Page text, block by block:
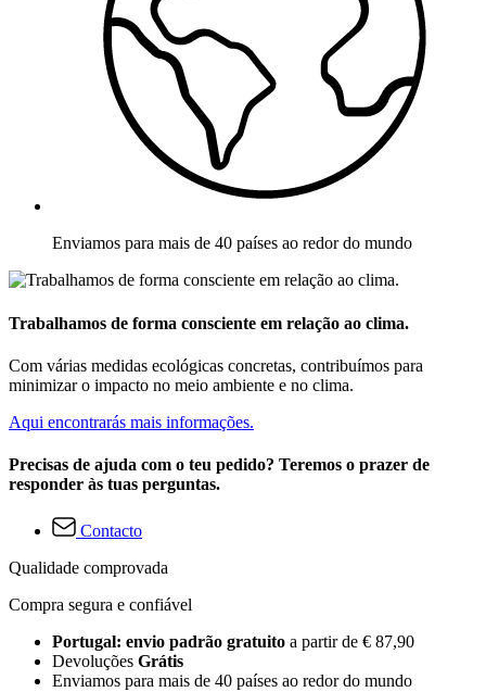
Enviamos para mais de 40 países ao redor do mundo
Trabalhamos de forma consciente em relação ao clima.
Com várias medidas ecológicas concretas, contribuímos para
minimizar o impacto no meio ambiente e no clima.
Aqui encontrarás mais informações.
Precisas de ajuda com o teu pedido? Teremos o prazer de
responder às tuas perguntas.
Contacto
Qualidade comprovada
Compra segura e confiável
Portugal: envio padrão gratuito a partir de € 87,90
Devoluções Grátis
Enviamos para mais de 40 países ao redor do mundo